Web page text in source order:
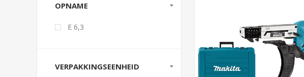
OPNAME
E 6,3
VERPAKKINGSEENHEID